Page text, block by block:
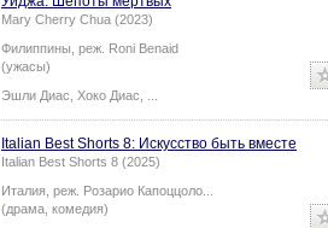
Mary Cherry Chua (2023)
Филиппины, реж. Roni Benaid
(ужасы)
Эшли Диас Хоко Диас
Italian Best Shorts 8: Искусство быть вместе
Italian Best Shorts 8 (2025)
Италия, реж. Розарио Капоццоло
(драма, комедия)